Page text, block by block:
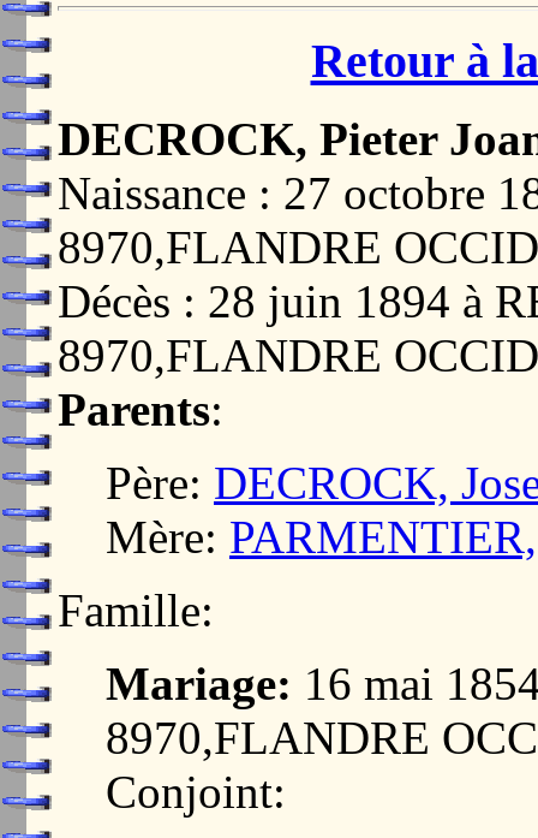
Retour à
DECROCK, Pieter
Naissance : 27 octobre
8970,FLANDRE
Décès : 28 juin 1894 à
8970,FLANDRE
Parents:
Père: DECROCK,
Mère:
Famille:
Mariage: 16 mai
8970,FLANDRE
Conjoint: